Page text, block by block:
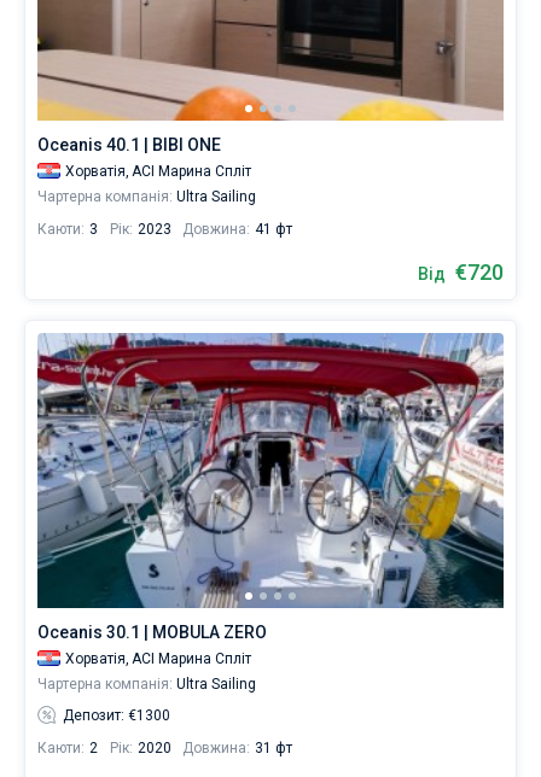
Oceanis 40.1 | BIBI ONE
Хорватія, ACI Марина Спліт
Чартерна компанія: Ultra Sailing
Каюти: 3 Рік: 2023 Довжина: 41 фт
Від €720
Oceanis 30.1 | MOBULA ZERO
Хорватія, ACI Марина Спліт
Чартерна компанія: Ultra Sailing
Депозит: €1300
Каюти: 2 Рік: 2020 Довжина: 31 фт